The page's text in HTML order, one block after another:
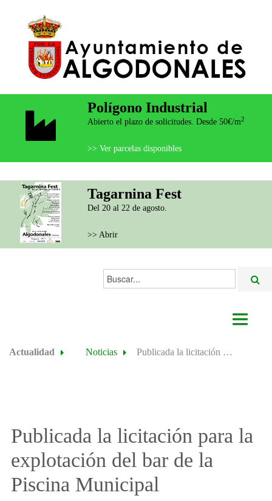
Polígono Industrial
Abierto el plazo de solicitudes. Desde 50€/m2
>> Ver parcelas disponibles
Tagarnina Fest
Del 20 al 22 de agosto.
>> Abrir
Buscar...
AYUNTAMIENTO
Actualidad Noticias Publicada la licitación para la explotación del bar de la Piscina Municipal
Publicada la licitación para la
explotación del bar de la
Piscina Municipal